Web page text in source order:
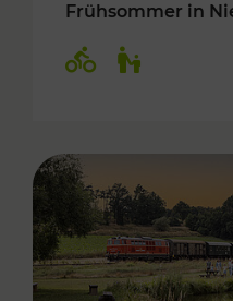
Frühsommer in